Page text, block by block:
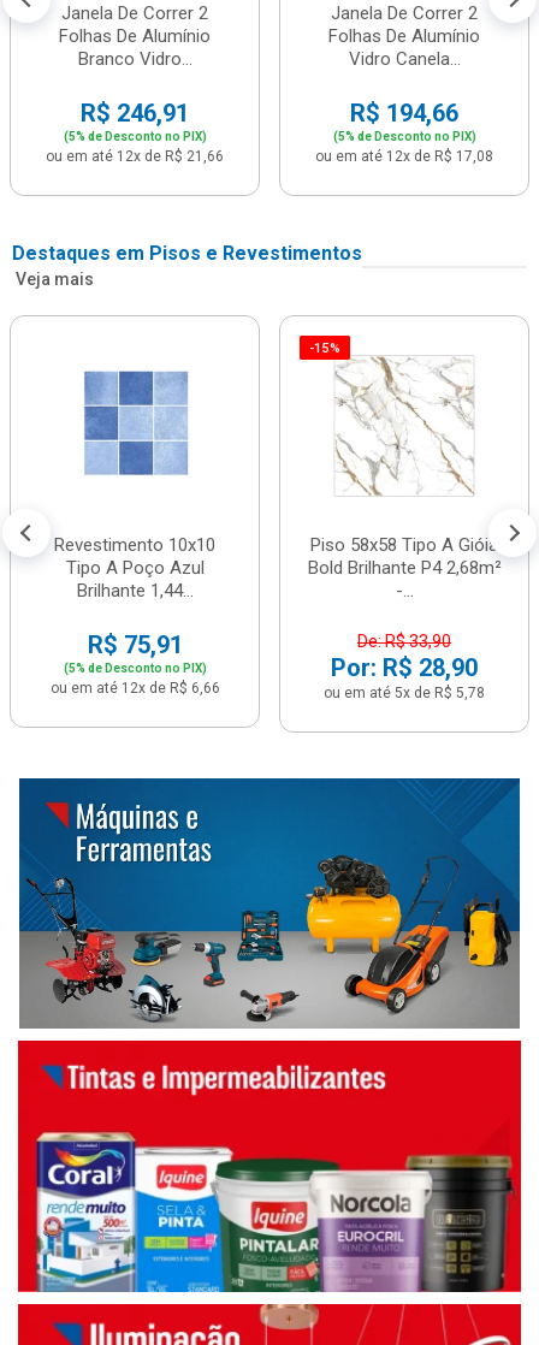
Janela De Correr 2
Folhas De Alumínio
Branco Vidro...
R$ 246,91
(5% de Desconto no PIX)
ou em até 12x de R$ 21,66
Janela De Correr 2
Folhas De Alumínio
Vidro Canela...
R$ 194,66
(5% de Desconto no PIX)
ou em até 12x de R$ 17,08
Destaques em Pisos e Revestimentos
Veja mais
Revestimento 10x10
Tipo A Poço Azul
Brilhante 1,44...
R$ 75,91
(5% de Desconto no PIX)
ou em até 12x de R$ 6,66
-15%
Piso 58x58 Tipo A Gióia
Bold Brilhante P4 2,68m²
-...
De: R$ 33,90
Por: R$ 28,90
ou em até 5x de R$ 5,78